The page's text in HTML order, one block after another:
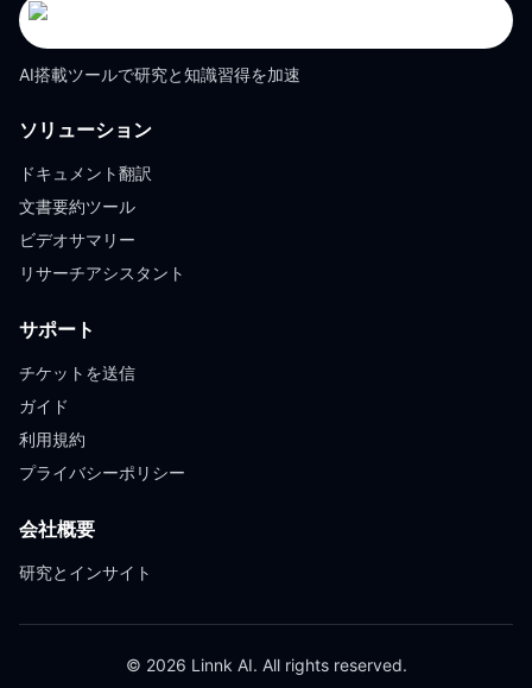
AI搭載ツールで研究と知識習得を加速
ソリューション
ドキュメント翻訳
文書要約ツール
ビデオサマリー
リサーチアシスタント
サポート
チケットを送信
ガイド
利用規約
プライバシーポリシー
会社概要
研究とインサイト
© 2026 Linnk AI. All rights reserved.